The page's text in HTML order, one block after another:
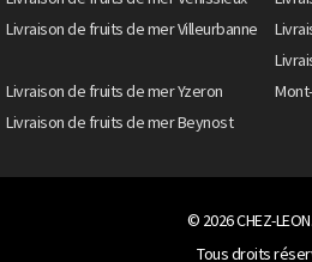
Livraison de fruits de mer Villeurbanne
Livraison de fruits de mer Yzeron
Livraison de fruits de mer Beynost
© 2026CHEZ-
Tous droits